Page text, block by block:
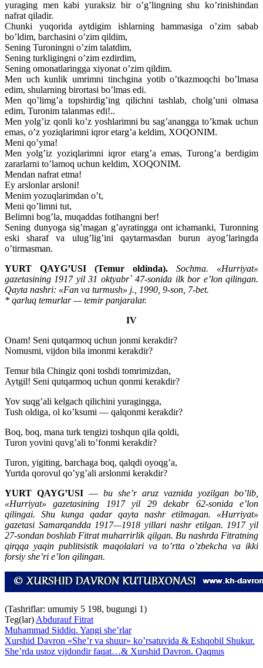
yuraging men kabi yuraksiz bir o’g’lingning shu ko’rinishindan
nafrat qiladir.
Chunki yuqorida aytdigim ishlarning hammasiga o’zim sabab
bo’ldim, barchasini o’zim qildim,
Sening Turoningni o’zim talatdim,
Sening turkligingni o’zim ezdirdim,
Sening omonatlaringga xiyonat o’zim qildim.
Men uch kunlik umrimni tinchgina yotib o’tkazmoqchi bo’lmasa
edim, shularning birortasi bo’lmas edi.
Men qo’limg’a topshirdig’ing qilichni tashlab, cholg’uni olmasa
edim, Turonim talanmas edi!..
Men yolg’iz qonli ko’z yoshlarimni bu sag’anangga to’kmak uchun
emas, o’z yoziqlarimni iqror etarg’a keldim, XOQONIM.
Meni qo’yma!
Men yolg’iz yoziqlarimni iqror etarg’a emas, Turong’a berdigim
zararlarni to’lamoq uchun keldim, XOQONIM.
Mendan nafrat etma!
Ey arslonlar arsloni!
Menim yozuqlarimdan o’t,
Meni qo’limni tut,
Belimni bog’la, muqaddas fotihangni ber!
Sening dunyoga sig’magan g’ayratingga ont ichamanki, Turonning
eski sharaf va ulug’lig’ini qaytarmasdan burun ayog’laringda
o’tirmasman.
YURT QAYG’USI (Temur oldinda).
Sochma. «Hurriyat»
gazetasining 1917 yil 31 oktyabr` 47-sonida ilk bor e’lon qilingan.
Qayta nashri: «Fan va turmush» j., 1990, 9-son, 7-bet.
* qarluq temurlar — temir panjaralar.
IV
Onam! Seni qutqarmoq uchun jonmi kerakdir?
Nomusmi, vijdon bila imonmi kerakdir?
Temur bila Chingiz qoni toshdi tomrimizdan,
Aytgil! Seni qutqarmoq uchun qonmi kerakdir?
Yov suqg’ali kelgach qilichini yuragingga,
Tush oldiga, ol ko’ksumi — qalqonmi kerakdir?
Boq, boq, mana turk tengizi toshqun qila qoldi,
Turon yovini quvg’ali to’fonmi kerakdir?
Turon, yigiting, barchaga boq, qalqdi oyoqg’a,
Yurtda qorovul qo’yg’ali arslonmi kerakdir?
YURT QAYG’USI — bu she’r aruz vaznida yozilgan bo’lib,
«Hurriyat» gazetasining 1917 yil 29 dekabr 62-sonida e’lon
qilingai. Shu kunga qadar qayta nashr etilmagan. «Hurriyat»
gazetasi Samarqandda 1917—1918 yillari nashr etilgan. 1917 yil
27-sondan boshlab Fitrat muharrirlik qilgan. Bu nashrda Fitratning
qirqqa yaqin publitsistik maqolalari va to’rtta o’zbekcha va ikki
forsiy she’ri e’lon qilingan.
(Tashriflar: umumiy 5 198, bugungi 1)
Teg(lar) Abdurauf Fitrat
Muhammad Siddiq. Yangi she’rlar
Xurshid Davron «She’r va shuur» ko’rsatuvida & Eshqobil Shukur.
She’rda ustoz vijdondir faqat…& Xurshid Davron. Qaqnus